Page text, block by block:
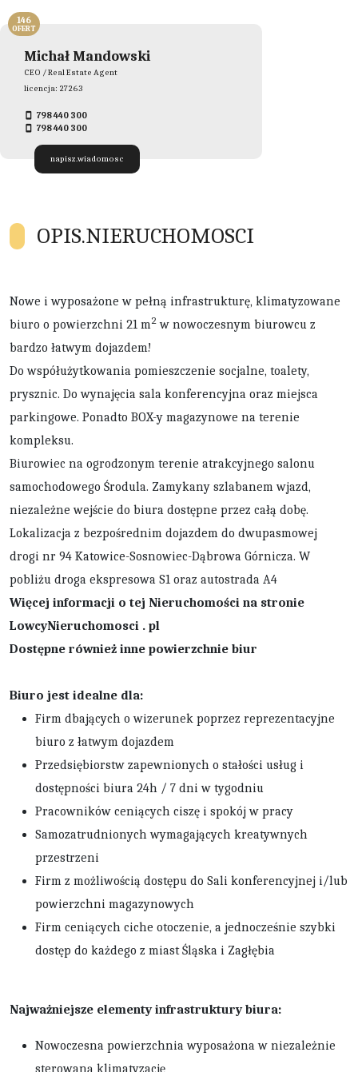
Michał Mandowski
CEO / Real Estate Agent
licencja: 27263
798 440 300
798 440 300
napisz.wiadomosc
146
OFERT
OPIS.NIERUCHOMOSCI
Nowe i wyposażone w pełną infrastrukturę, klimatyzowane
biuro o powierzchni 21 m2 w nowoczesnym biurowcu z
bardzo łatwym dojazdem!
Do współużytkowania pomieszczenie socjalne, toalety,
prysznic. Do wynajęcia sala konferencyjna oraz miejsca
parkingowe. Ponadto BOX-y magazynowe na terenie
kompleksu.
Biurowiec na ogrodzonym terenie atrakcyjnego salonu
samochodowego Środula. Zamykany szlabanem wjazd,
niezależne wejście do biura dostępne przez całą dobę.
Lokalizacja z bezpośrednim dojazdem do dwupasmowej
drogi nr 94 Katowice-Sosnowiec-Dąbrowa Górnicza. W
pobliżu droga ekspresowa S1 oraz autostrada A4
Więcej informacji o tej Nieruchomości na stronie
LowcyNieruchomosci . pl
Dostępne również inne powierzchnie biur
Biuro jest idealne dla:
Firm dbających o wizerunek poprzez reprezentacyjne
biuro z łatwym dojazdem
Przedsiębiorstw zapewnionych o stałości usług i
dostępności biura 24h / 7 dni w tygodniu
Pracowników ceniących ciszę i spokój w pracy
Samozatrudnionych wymagających kreatywnych
przestrzeni
Firm z możliwością dostępu do Sali konferencyjnej i/lub
powierzchni magazynowych
Firm ceniących ciche otoczenie, a jednocześnie szybki
dostęp do każdego z miast Śląska i Zagłębia
Najważniejsze elementy infrastruktury biura:
Nowoczesna powierzchnia wyposażona w niezależnie
sterowaną klimatyzację